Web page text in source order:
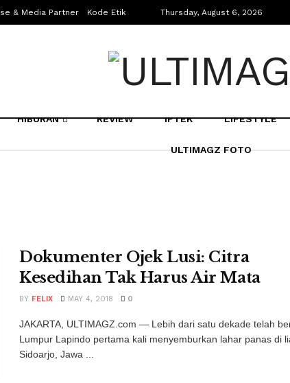
& Media Partner Kode Etik Thursday, August 6, 2026
HIBURAN REVIEW IPTEK LIFESTYLE
ULTIMAGZ FOTO
Dokumenter Ojek Lusi: Citra
Kesedihan Tak Harus Air Mata
BY FELIX MAY 4, 2018 0
JAKARTA, ULTIMAGZ.com — Lebih dari satu dekade telah
Lumpur Lapindo pertama kali menyemburkan lahar panas di
Sidoarjo, Jawa ...